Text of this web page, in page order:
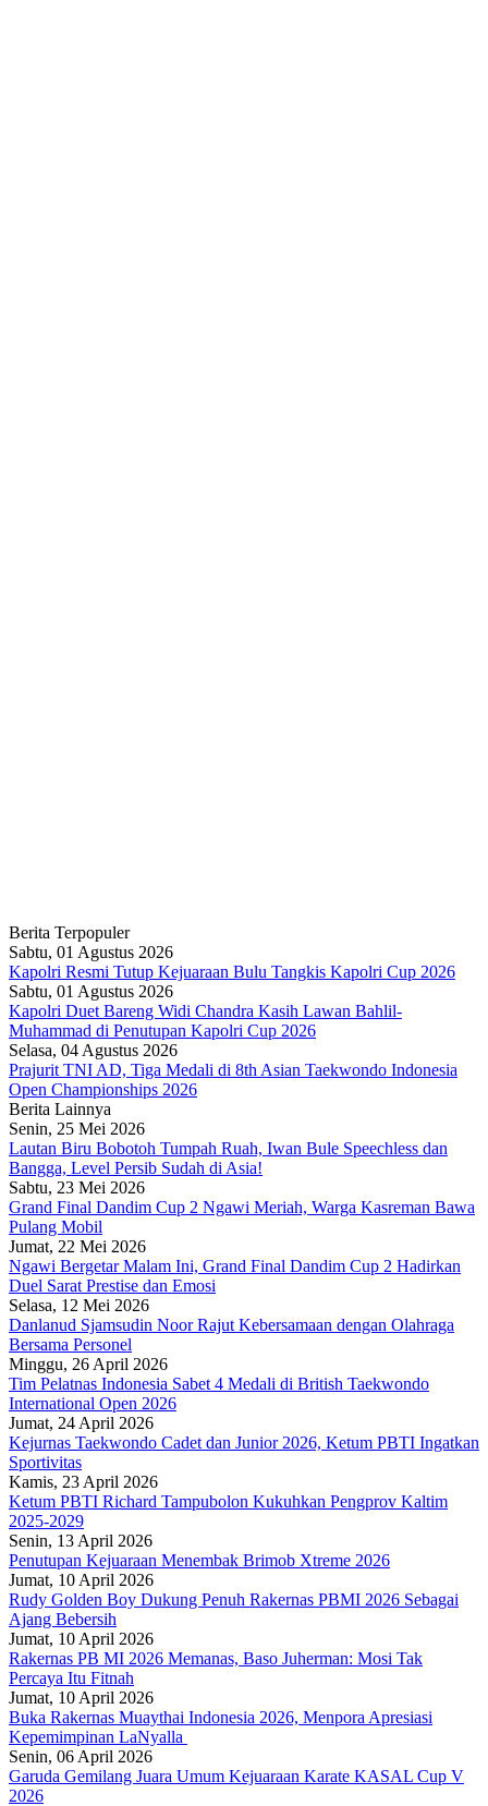
Berita Terpopuler
Sabtu, 01 Agustus 2026
Kapolri Resmi Tutup Kejuaraan Bulu Tangkis Kapolri Cup 2026
Sabtu, 01 Agustus 2026
Kapolri Duet Bareng Widi Chandra Kasih Lawan Bahlil-
Muhammad di Penutupan Kapolri Cup 2026
Selasa, 04 Agustus 2026
Prajurit TNI AD, Tiga Medali di 8th Asian Taekwondo Indonesia
Open Championships 2026
Berita Lainnya
Senin, 25 Mei 2026
Lautan Biru Bobotoh Tumpah Ruah, Iwan Bule Speechless dan
Bangga, Level Persib Sudah di Asia!
Sabtu, 23 Mei 2026
Grand Final Dandim Cup 2 Ngawi Meriah, Warga Kasreman Bawa
Pulang Mobil
Jumat, 22 Mei 2026
Ngawi Bergetar Malam Ini, Grand Final Dandim Cup 2 Hadirkan
Duel Sarat Prestise dan Emosi
Selasa, 12 Mei 2026
Danlanud Sjamsudin Noor Rajut Kebersamaan dengan Olahraga
Bersama Personel
Minggu, 26 April 2026
Tim Pelatnas Indonesia Sabet 4 Medali di British Taekwondo
International Open 2026
Jumat, 24 April 2026
Kejurnas Taekwondo Cadet dan Junior 2026, Ketum PBTI Ingatkan
Sportivitas
Kamis, 23 April 2026
Ketum PBTI Richard Tampubolon Kukuhkan Pengprov Kaltim
2025-2029
Senin, 13 April 2026
Penutupan Kejuaraan Menembak Brimob Xtreme 2026
Jumat, 10 April 2026
Rudy Golden Boy Dukung Penuh Rakernas PBMI 2026 Sebagai
Ajang Bebersih
Jumat, 10 April 2026
Rakernas PB MI 2026 Memanas, Baso Juherman: Mosi Tak
Percaya Itu Fitnah
Jumat, 10 April 2026
Buka Rakernas Muaythai Indonesia 2026, Menpora Apresiasi
Kepemimpinan LaNyalla
Senin, 06 April 2026
Garuda Gemilang Juara Umum Kejuaraan Karate KASAL Cup V
2026